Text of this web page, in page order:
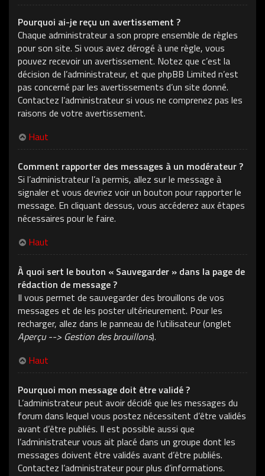
Pourquoi ai-je reçu un avertissement ?
Chaque administrateur a son propre ensemble de règles
pour son site. Si vous avez dérogé à une règle, vous
pouvez recevoir un avertissement. Notez que c’est la
décision de l’administrateur, et que phpBB Limited n’est
pas concerné par les avertissements d’un site donné.
Contactez l’administrateur si vous ne comprenez pas les
raisons de votre avertissement.
Haut
Comment rapporter des messages à un modérateur ?
Si l’administrateur l’a permis, allez sur le message à
signaler et vous devriez voir un bouton pour rapporter le
message. En cliquant dessus, vous accéderez aux étapes
nécessaires pour le faire.
Haut
À quoi sert le bouton « Sauvegarder » dans la page de
rédaction de message ?
Il vous permet de sauvegarder des brouillons de vos
messages et de les poster ultérieurement. Pour les
recharger, allez dans le panneau de l’utilisateur (onglet
Aperçu --> Gestion des brouillons).
Haut
Pourquoi mon message doit être validé ?
L’administrateur peut avoir décidé que les messages du
forum dans lequel vous postez nécessitent d’être validés
avant d’être publiés. Il est possible aussi que
l’administrateur vous ait placé dans un groupe dont les
messages doivent être validés avant d’être publiés.
Contactez l’administrateur pour plus d’informations.